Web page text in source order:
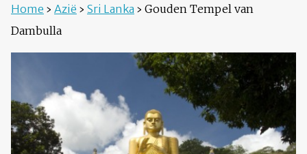
Home › Azië › Sri Lanka › Gouden Tempel van
Dambulla